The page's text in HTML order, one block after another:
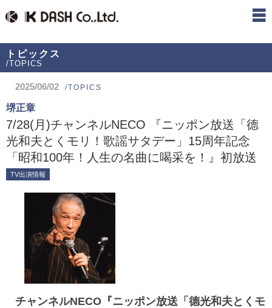
トピックス
/TOPICS
2025/06/02 /TOPICS
堺正章
7/28(月)チャンネルNECO 『ニッポン放送「德
光和夫とくモリ！歌謡サタデー」15周年記念
「昭和100年！人生の名曲に喝采を！』初放送
TV出演情報
チャンネルNECO『ニッポン放送「德光和夫とくモ